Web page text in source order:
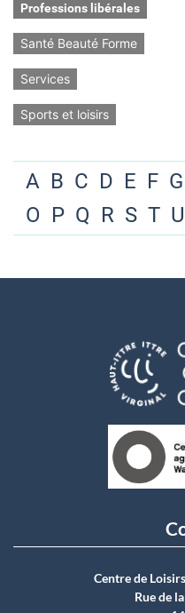
Professions libérales
Santé Beauté Forme
Services
Sports et loisirs
A B C D E F G
O P Q R S T U
Centre de
Rue de